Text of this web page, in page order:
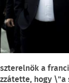
a
hogy